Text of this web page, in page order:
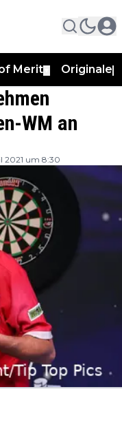
Merit Originale
WM an
2021 um 8:30